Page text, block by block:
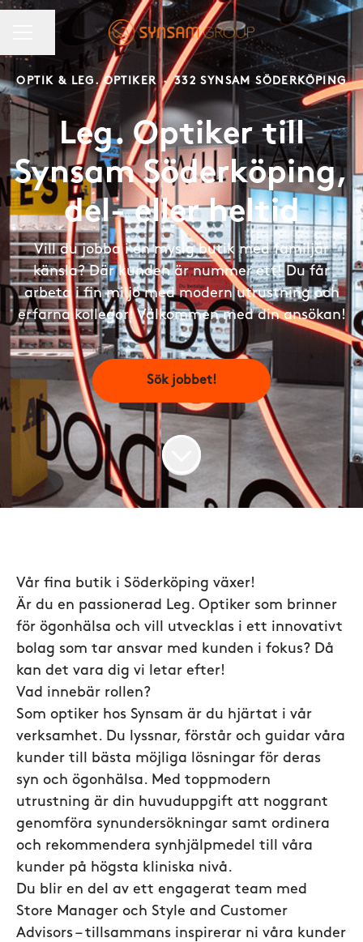
KARRIÄRMENY
Dela sidan
OPTIK & LEG. OPTIKER · 332 SYNSAM SÖDERKÖPING
Leg. Optiker till
Synsam Söderköping,
del- eller heltid
Vill du jobba i en mysig butik med familjär
känsla? Där kunden är nummer ett! Du får
arbeta i fin miljö med modern utrustning och
erfarna kollegor! Välkommen med din ansökan!
Sök jobbet!
Vår fina butik i Söderköping växer!
Är du en passionerad Leg. Optiker som brinner
för ögonhälsa och vill utvecklas i ett innovativt
bolag som tar ansvar med kunden i fokus? Då
kan det vara dig vi letar efter!
Vad innebär rollen?
Som optiker hos Synsam är du hjärtat i vår
verksamhet. Du lyssnar, förstår och guidar våra
kunder till bästa möjliga lösningar för deras
syn och ögonhälsa. Med toppmodern
utrustning är din huvuduppgift att noggrant
genomföra synundersökningar samt ordinera
och rekommendera synhjälpmedel till våra
kunder på högsta kliniska nivå.
Du blir en del av ett engagerat team med
Store Manager och Style and Customer
Advisors – tillsammans inspirerar ni våra kunder